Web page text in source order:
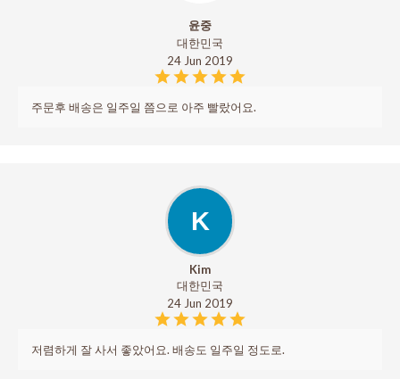
윤중
대한민국
24 Jun 2019
주문후 배송은 일주일 쯤으로 아주 빨랐어요.
K
Kim
대한민국
24 Jun 2019
저렴하게 잘 사서 좋았어요. 배송도 일주일 정도로.